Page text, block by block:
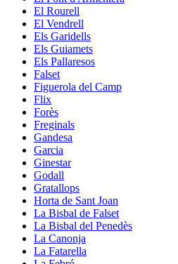
El Rourell
El Vendrell
Els Garidells
Els Guiamets
Els Pallaresos
Falset
Figuerola del Camp
Flix
Forès
Freginals
Gandesa
Garcia
Ginestar
Godall
Gratallops
Horta de Sant Joan
La Bisbal de Falset
La Bisbal del Penedès
La Canonja
La Fatarella